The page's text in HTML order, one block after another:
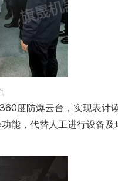
度防爆云台，实现表计
能，代替人工进行设备及